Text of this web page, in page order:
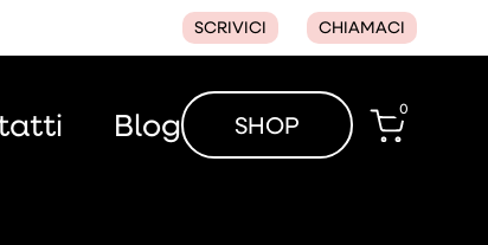
SCRIVICI CHIAMACI
Blog SHOP
0